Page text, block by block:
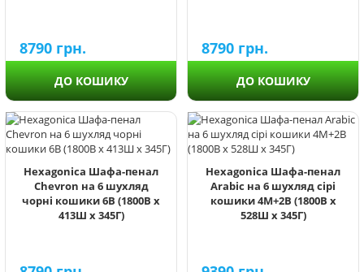
8790 грн.
ДО КОШИКУ
8790 грн.
ДО КОШИКУ
Hexagonica Шафа-пенал
Chevron на 6 шухляд
чорні кошики 6В (1800В х
413Ш х 345Г)
Hexagonica Шафа-пенал
Arabic на 6 шухляд сірі
кошики 4М+2В (1800В х
528Ш х 345Г)